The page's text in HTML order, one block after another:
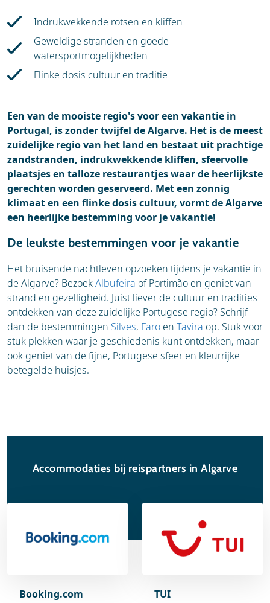
Indrukwekkende rotsen en kliffen
Geweldige stranden en goede
watersportmogelijkheden
Flinke dosis cultuur en traditie
Een van de mooiste regio's voor een vakantie in
Portugal, is zonder twijfel de Algarve. Het is de meest
zuidelijke regio van het land en bestaat uit prachtige
zandstranden, indrukwekkende kliffen, sfeervolle
plaatsjes en talloze restaurantjes waar de heerlijkste
gerechten worden geserveerd. Met een zonnig
klimaat en een flinke dosis cultuur, vormt de Algarve
een heerlijke bestemming voor je vakantie!
De leukste bestemmingen voor je vakantie
Het bruisende nachtleven opzoeken tijdens je vakantie in
de Algarve? BezoekAlbufeira of Portimão en geniet van
strand en gezelligheid. Juist liever de cultuur en tradities
ontdekken van deze zuidelijke Portugese regio? Schrijf
dan de bestemmingen Silves, Faro en Tavira op. Stuk voor
stuk plekken waar je geschiedenis kunt ontdekken, maar
ook geniet van de fijne, Portugese sfeer en kleurrijke
betegelde huisjes.
Accommodaties bij reispartners in Algarve
Booking.com TUI